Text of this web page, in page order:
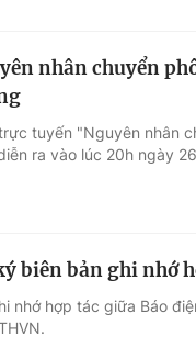
Du lịch
Chất lượng
nhân chuyển
tuyến "Nguyên nhân
ra vào lúc 20h ngày
biên bản ghi nhớ
nhớ hợp tác giữa Báo